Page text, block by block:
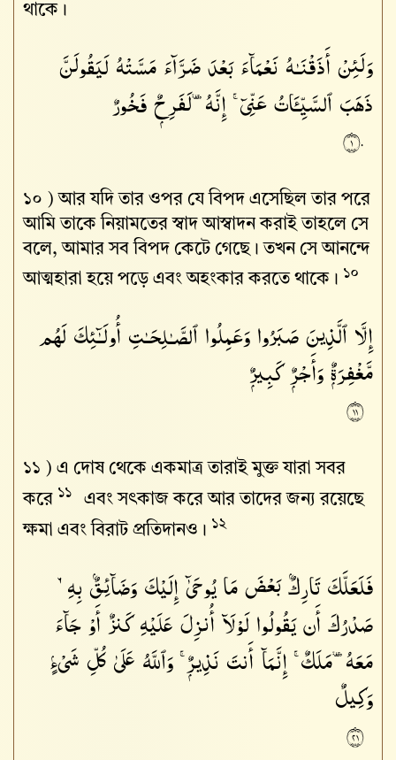
থাকে।
১০ )আর যদি তার ওপর যে বিপদ এসেছিল তার পরে
আমি তাকে নিয়ামতের স্বাদ আস্বাদন করাই তাহলে সে
বলে, আমার সব বিপদ কেটে গেছে। তখন সে আনন্দে
আত্মহারা হয়ে পড়ে এবং অহংকার করতে থাকে। ১০
وَلَئِنْ أَذَقْنَـٰهُ نَعْمَآءَ بَعْدَ ضَرَّآءَ مَسَّتْهُ لَيَقُولَنَّ
ذَهَبَ ٱلسَّيِّـَٔاتُ عَنِّىٓ ۚ إِنَّهُۥ لَفَرِحٌۭ فَخُورٌ
١٠
১১ ) এ দোষ থেকে একমাত্র তারাই মুক্ত যারা সবর
করে ১১
এবং সৎকাজ করে আর তাদের জন্য রয়েছে
ক্ষমা এবং বিরাট প্রতিদানও। ১২
إِلَّا ٱلَّذِينَ صَبَرُوا۟ وَعَمِلُوا۟ ٱلصَّـٰلِحَـٰتِ أُو۟لَـٰٓئِكَ لَهُم
مَّغْفِرَةٌۭ وَأَجْرٌۭ كَبِيرٌۭ
١١
فَلَعَلَّكَ تَارِكٌۢ بَعْضَ مَا يُوحَىٰٓ إِلَيْكَ وَضَآئِقٌۢ بِهِۦ
صَدْرُكَ أَن يَقُولُوا۟ لَوْلَآ أُنزِلَ عَلَيْهِ كَنزٌ أَوْ جَآءَ
مَعَهُۥ مَلَكٌ ۚ إِنَّمَآ أَنتَ نَذِيرٌۭ ۚ وَٱللَّهُ عَلَىٰ كُلِّ شَىْءٍۢ
وَكِيلٌ
١٢